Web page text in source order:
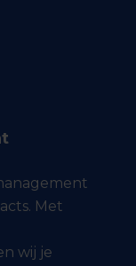
Met
wij je